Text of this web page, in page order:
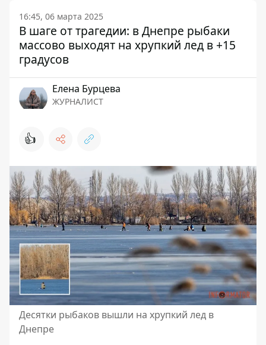
16:45, 06 марта 2025
В шаге от трагедии: в Днепре рыбаки
массово выходят на хрупкий лед в +15
градусов
Елена Бурцева
ЖУРНАЛИСТ
👍
Десятки рыбаков вышли на хрупкий лед в
Днепре